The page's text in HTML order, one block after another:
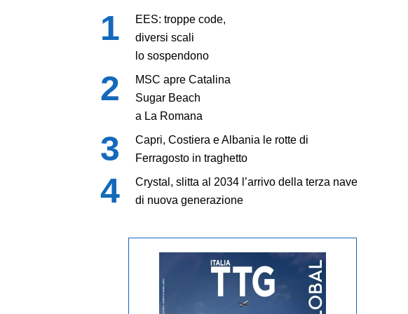
EES: troppe code,
diversi scali
lo sospendono
MSC apre Catalina
Sugar Beach
a La Romana
Capri, Costiera e Albania le rotte di
Ferragosto in traghetto
Crystal, slitta al 2034 l’arrivo della terza nave
di nuova generazione